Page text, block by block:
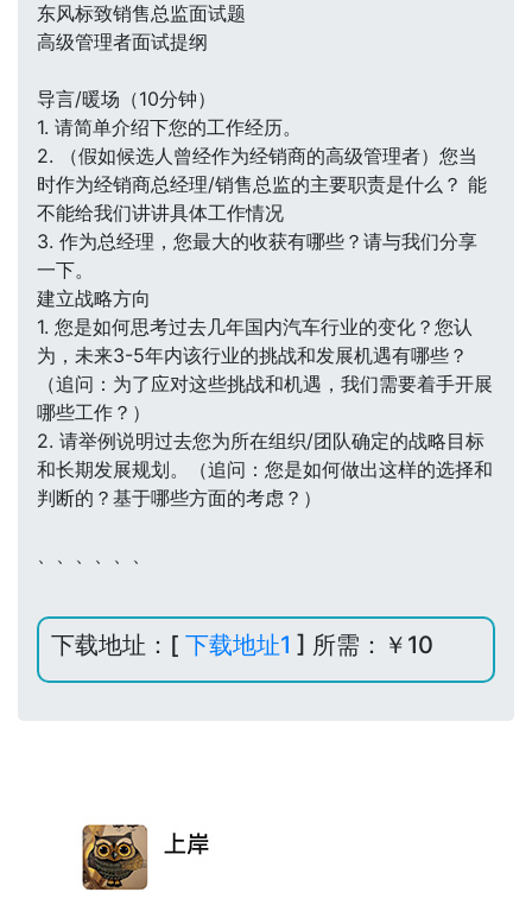
东风标致销售总监面试题
高级管理者面试提纲
导言/暖场（10分钟）
1. 请简单介绍下您的工作经历。
2. （假如候选人曾经作为经销商的高级管理者）您当
时作为经销商总经理/销售总监的主要职责是什么？ 能
不能给我们讲讲具体工作情况
3. 作为总经理，您最大的收获有哪些？请与我们分享
一下。
建立战略方向
1. 您是如何思考过去几年国内汽车行业的变化？您认
为，未来3-5年内该行业的挑战和发展机遇有哪些？
（追问：为了应对这些挑战和机遇，我们需要着手开展
哪些工作？）
2. 请举例说明过去您为所在组织/团队确定的战略目标
和长期发展规划。（追问：您是如何做出这样的选择和
判断的？基于哪些方面的考虑？）
、、、、、、
下载地址：[ 下载地址1 ] 所需：￥10